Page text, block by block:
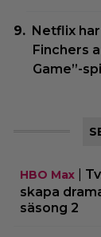
Netflix
Finchers
Game”-
HBO Max|
skapa
säsong 2